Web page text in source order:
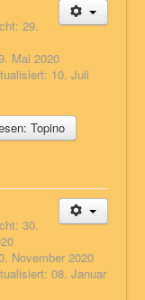
29.
Mai 2020
10. Juli
Topino
30.
November 2020
08. Januar